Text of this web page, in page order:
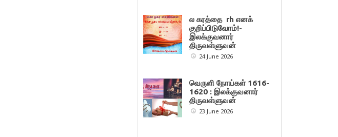
ல கரத்தை rh எனக்
குறிப்பிடுவோம்!-
இலக்குவனார்
திருவள்ளுவன்
24 June 2026
வெருளி நோய்கள் 1616-
1620 : இலக்குவனார்
திருவள்ளுவன்
23 June 2026